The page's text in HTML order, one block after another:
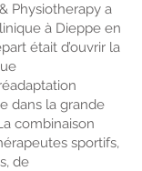
Physiotherapy a
à Dieppe en
était d’ouvrir la
dans la grande
combinaison
sportifs,
de